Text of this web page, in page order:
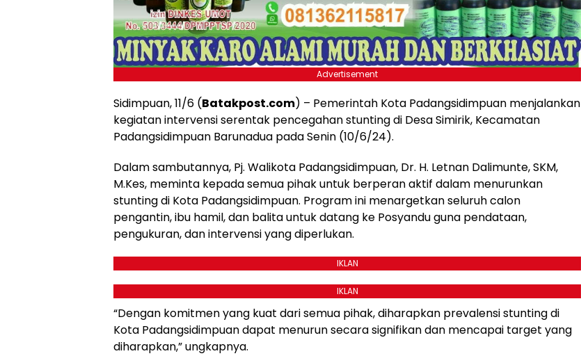
Advertisement
Sidimpuan, 11/6 (Batakpost.com) – Pemerintah Kota Padangsidimpuan menjalankan
kegiatan intervensi serentak pencegahan stunting di Desa Simirik, Kecamatan
Padangsidimpuan Barunadua pada Senin (10/6/24).
Dalam sambutannya, Pj. Walikota Padangsidimpuan, Dr. H. Letnan Dalimunte, SKM,
M.Kes, meminta kepada semua pihak untuk berperan aktif dalam menurunkan
stunting di Kota Padangsidimpuan. Program ini menargetkan seluruh calon
pengantin, ibu hamil, dan balita untuk datang ke Posyandu guna pendataan,
pengukuran, dan intervensi yang diperlukan.
IKLAN
IKLAN
“Dengan komitmen yang kuat dari semua pihak, diharapkan prevalensi stunting di
Kota Padangsidimpuan dapat menurun secara signifikan dan mencapai target yang
diharapkan,” ungkapnya.